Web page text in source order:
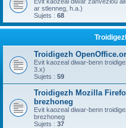
ar stlenneg, h.a.)
Sujets : 68
Troidigezh
Evit kaozeal diwar-benn
3.x)
Sujets : 59
Troidigezh Mozilla
brezhoneg
Evit kaozeal diwar-benn
brezhoneg
Sujets : 37